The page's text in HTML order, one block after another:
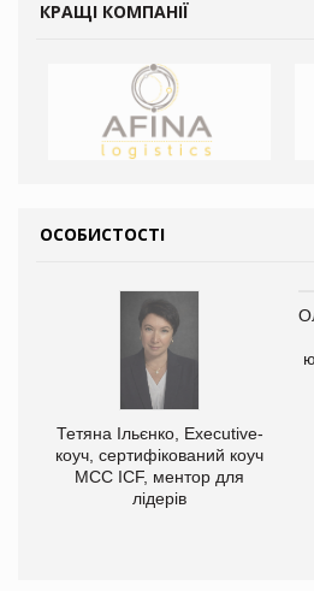
КРАЩІ КОМПАНІЇ
ОСОБИСТОСТІ
Тетяна Ільєнко, Executive-
коуч, сертифікований коуч
МСС ICF, ментор для
лідерів